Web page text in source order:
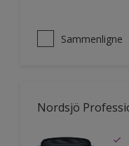
Sammenligne
Nordsjö